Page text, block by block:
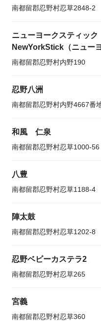
南都留郡忍野村忍草2848-2
ニューヨークスティック
NewYorkStick（ニュー
南都留郡忍野村内野190
忍野八洲
南都留郡忍野村内野4667番
和風 仁泉
南都留郡忍野村忍草1000-56
八豊
南都留郡忍野村忍草1188-4
陣太鼓
南都留郡忍野村忍草1202-8
忍野ベビーカステラ2
南都留郡忍野村忍草265
宮義
南都留郡忍野村忍草360